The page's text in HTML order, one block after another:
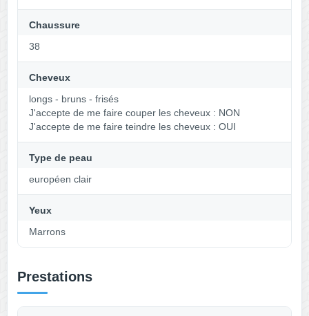
Chaussure
38
Cheveux
longs - bruns - frisés
J'accepte de me faire couper les cheveux : NON
J'accepte de me faire teindre les cheveux : OUI
Type de peau
européen clair
Yeux
Marrons
Prestations